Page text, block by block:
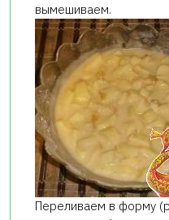
вымешиваем.
Переливаем в форму